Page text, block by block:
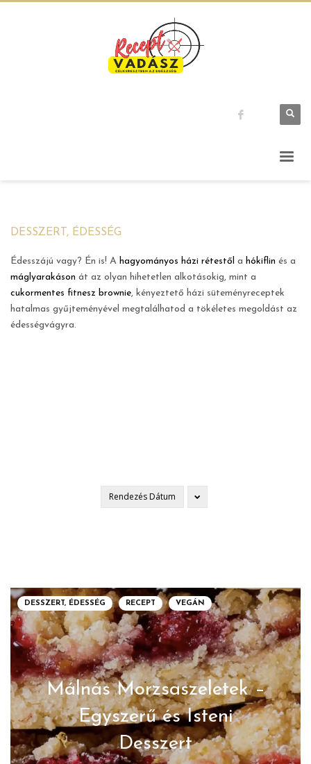
DESSZERT, ÉDESSÉG
Édesszájú vagy? Én is! A hagyományos házi rétestől a hókiflin és a
máglyarakáson át az olyan hihetetlen alkotásokig, mint a
cukormentes fitnesz brownie, kényeztető házi süteményreceptek
hatalmas gyűjteményével megtalálhatod a tökéletes megoldást az
édességvágyra.
Rendezés Dátum
DESSZERT, ÉDESSÉG RECEPT VEGÁN
Málnás Morzsaszeletek –
Egyszerű és Isteni
Desszert